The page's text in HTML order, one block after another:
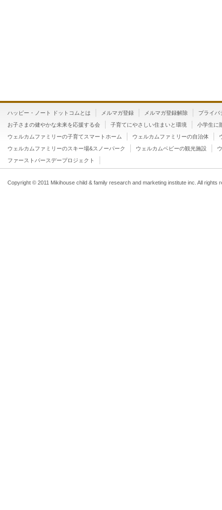
ハッピー・ノート ドットコムとは メルマガ登録 メルマガ登録解除
プライバ
お子さまの健やかな未来を応援する会
子育てにやさしい住まいと環境
小学生に
ウェルカムファミリーの子育てスマートホーム
ウェルカムファミリーの自治体
ウェルカムファミリーのスキー場&スノーパーク
ウェルカムベビーの観光施設
ファーストバースデープロジェクト
Copyright © 2011 Mikihouse child & family research and marketing institute inc. All rights